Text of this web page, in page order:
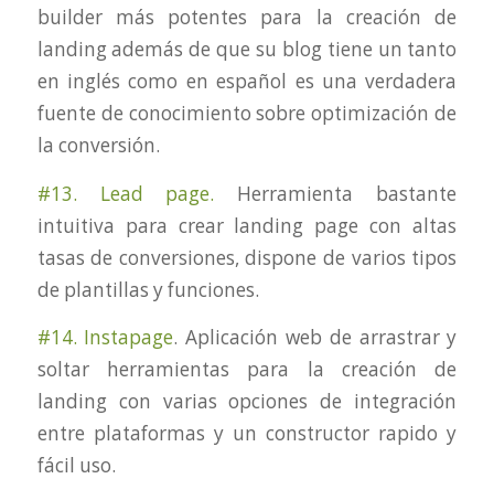
builder más potentes para la creación de
landing además de que su blog tiene un tanto
en inglés como en español es una verdadera
fuente de conocimiento sobre optimización de
la conversión.
#13. Lead page. Herramienta bastante
intuitiva para crear landing page con altas
tasas de conversiones, dispone de varios tipos
de plantillas y funciones.
#14. Instapage. Aplicación web de arrastrar y
soltar herramientas para la creación de
landing con varias opciones de integración
entre plataformas y un constructor rapido y
fácil uso.